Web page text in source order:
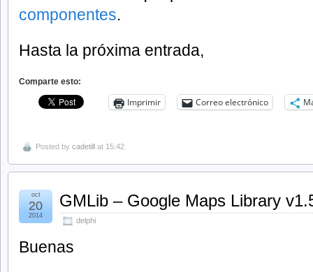
componentes.
Hasta la próxima entrada,
Comparte esto:
Imprimir Correo electrónico
Posted by cadetill at 15:42
GMLib – Google Maps Library
delphi
oct
20
2014
Buenas